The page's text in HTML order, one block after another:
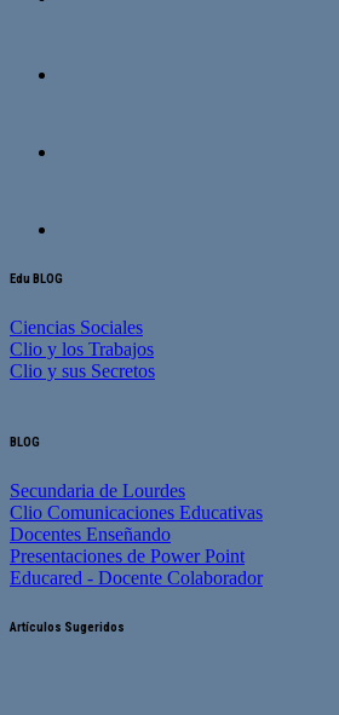
Edu BLOG
Ciencias Sociales
Clio y los Trabajos
Clio y sus Secretos
BLOG
Secundaria de Lourdes
Clio Comunicaciones Educativas
Docentes Enseñando
Presentaciones de Power Point
Educared - Docente Colaborador
Artículos Sugeridos